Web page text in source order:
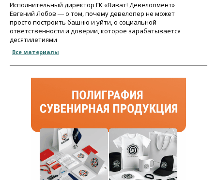
Исполнительный директор ГК «Виват! Девелопмент»
Евгений Лобов ― о том, почему девелопер не может
просто построить башню и уйти, о социальной
ответственности и доверии, которое зарабатывается
десятилетиями
Все материалы